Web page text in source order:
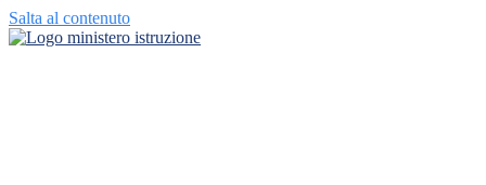
Salta al contenuto